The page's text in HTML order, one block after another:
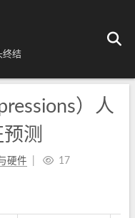
终结
）人
测
硬件 17